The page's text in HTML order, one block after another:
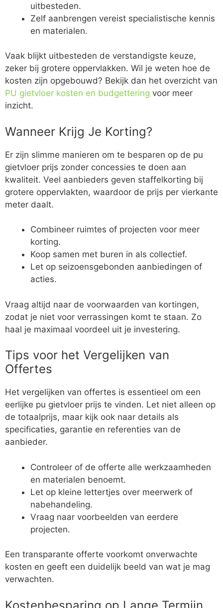
uitbesteden.
Zelf aanbrengen vereist specialistische kennis
en materialen.
Vaak blijkt uitbesteden de verstandigste keuze,
zeker bij grotere oppervlakken. Wil je weten hoe de
kosten zijn opgebouwd? Bekijk dan het overzicht van
PU gietvloer kosten en budgettering voor meer
inzicht.
Wanneer Krijg Je Korting?
Er zijn slimme manieren om te besparen op de pu
gietvloer prijs zonder concessies te doen aan
kwaliteit. Veel aanbieders geven staffelkorting bij
grotere oppervlakten, waardoor de prijs per vierkante
meter daalt.
Combineer ruimtes of projecten voor meer
korting.
Koop samen met buren in als collectief.
Let op seizoensgebonden aanbiedingen of
acties.
Vraag altijd naar de voorwaarden van kortingen,
zodat je niet voor verrassingen komt te staan. Zo
haal je maximaal voordeel uit je investering.
Tips voor het Vergelijken van
Offertes
Het vergelijken van offertes is essentieel om een
eerlijke pu gietvloer prijs te vinden. Let niet alleen op
de totaalprijs, maar kijk ook naar details als
specificaties, garantie en referenties van de
aanbieder.
Controleer of de offerte alle werkzaamheden
en materialen benoemt.
Let op kleine lettertjes over meerwerk of
nabehandeling.
Vraag naar voorbeelden van eerdere
projecten.
Een transparante offerte voorkomt onverwachte
kosten en geeft een duidelijk beeld van wat je mag
verwachten.